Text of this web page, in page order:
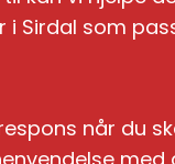
i Sirdal som
når du